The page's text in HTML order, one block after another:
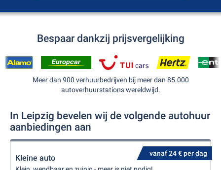
Bespaar dankzij prijsvergelijking
Meer dan 900 verhuurbedrijven bij meer dan 85.000
autoverhuurstations wereldwijd.
In Leipzig bevelen wij de volgende autohuur
aanbiedingen aan
vanaf 24 € per dag
Kleine auto